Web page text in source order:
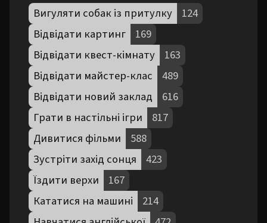
Вигуляти собак із притулку
124
Відвідати картинг
169
Відвідати квест-кімнату
163
Відвідати майстер-клас
489
Відвідати новий заклад
616
Грати в настільні ігри
817
Дивитися фільми
588
Зустріти захід сонця
423
Їздити верхи
167
Кататися на машині
214